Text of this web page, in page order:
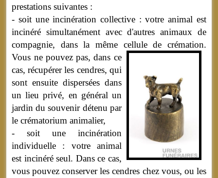
prestations suivantes :
- soit une incinération collective : votre animal est
incinéré simultanément avec d'autres animaux de
compagnie, dans la même cellule de crémation.
Vous ne pouvez pas, dans ce
cas, récupérer les cendres, qui
sont ensuite dispersées dans
un lieu privé, en général un
jardin du souvenir détenu par
le crématorium animalier,
- soit une incinération
individuelle : votre animal
est incinéré seul. Dans ce cas,
vous pouvez conserver les cendres chez vous, ou les